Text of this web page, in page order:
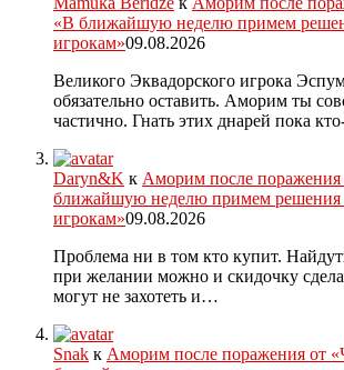
«В ближайшую неделю примем
игрокам»09.08.2026
Великого Эквадорского игрока
обязательно оставить. Аморим ты
частично. Гнать этих днарей пока
Daryn&K к Аморим после поражения
ближайшую неделю примем решения
игрокам»09.08.2026
Проблема ни в том кто купит.
при желании можно и скидочку
могут не захотеть и…
Snak к Аморим после поражения от